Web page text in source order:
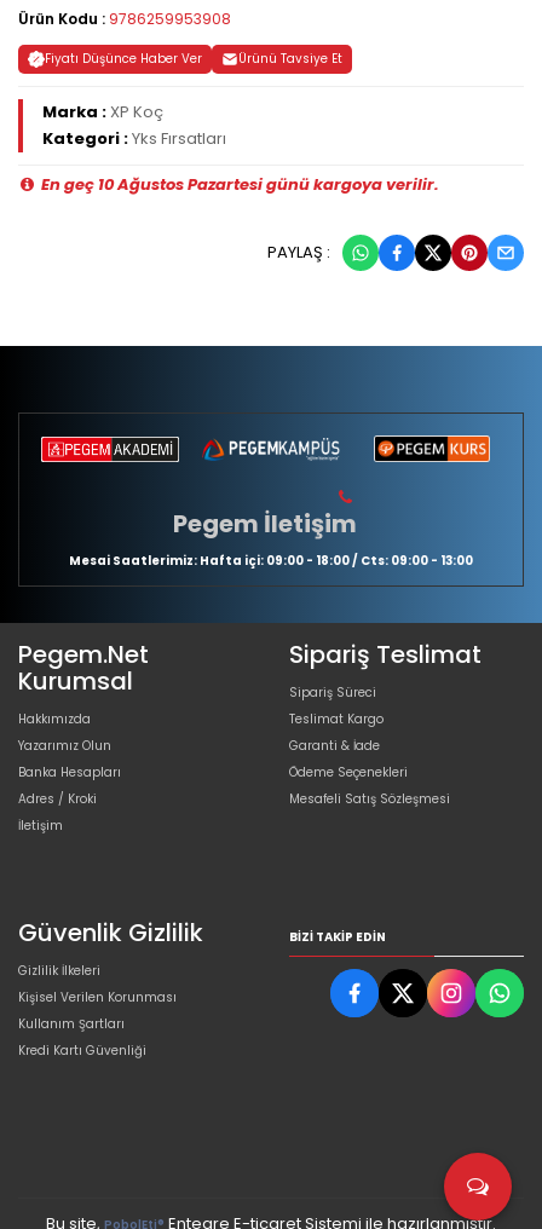
Ürün Kodu : 9786259953908
Fiyatı Düşünce Haber Ver Ürünü Tavsiye Et
Marka : XP Koç
Kategori :Yks Fırsatları
En geç 10 Ağustos Pazartesi günü kargoya verilir.
PAYLAŞ :
Pegem İletişim
Mesai Saatlerimiz: Hafta içi: 09:00 - 18:00 / Cts: 09:00 - 13:00
Pegem.Net
Kurumsal
Hakkımızda
Yazarımız Olun
Banka Hesapları
Adres / Kroki
İletişim
Sipariş Teslimat
Sipariş Süreci
Teslimat Kargo
Garanti & İade
Ödeme Seçenekleri
Mesafeli Satış Sözleşmesi
Güvenlik Gizlilik
Gizlilik İlkeleri
Kişisel Verilen Korunması
Kullanım Şartları
Kredi Kartı Güvenliği
BIZI TAKIP EDIN
Bu site, PobolEti® Entegre E-ticaret Sistemi ile hazırlanmıştır.